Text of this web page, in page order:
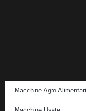
Macchine Agro Alimentari